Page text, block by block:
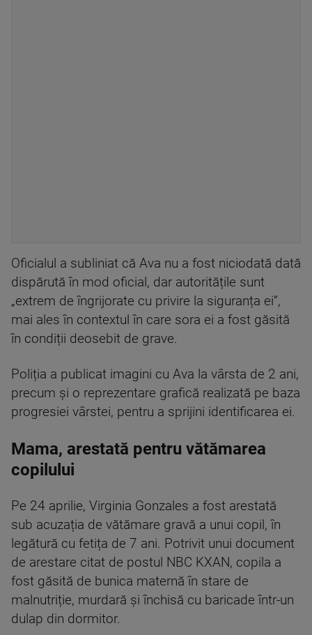
Oficialul a subliniat că Ava nu a fost niciodată dată
dispărută în mod oficial, dar autoritățile sunt
„extrem de îngrijorate cu privire la siguranța ei”,
mai ales în contextul în care sora ei a fost găsită
în condiții deosebit de grave.
Poliția a publicat imagini cu Ava la vârsta de 2 ani,
precum și o reprezentare grafică realizată pe baza
progresiei vârstei, pentru a sprijini identificarea ei.
Mama, arestată pentru vătămarea
copilului
Pe 24 aprilie, Virginia Gonzales a fost arestată
sub acuzația de vătămare gravă a unui copil, în
legătură cu fetița de 7 ani. Potrivit unui document
de arestare citat de postul NBC KXAN, copila a
fost găsită de bunica maternă în stare de
malnutriție, murdară și închisă cu baricade într-un
dulap din dormitor.